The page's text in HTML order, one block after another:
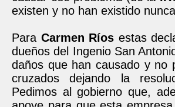
existen y no han existido
Para Carmen Ríos estas
dueños del Ingenio San
daños que han causado y no
cruzados dejando la
Pedimos al gobierno que,